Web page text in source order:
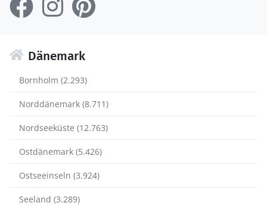
Dänemark
Bornholm (2.293)
Norddänemark (8.711)
Nordseeküste (12.763)
Ostdänemark (5.426)
Ostseeinseln (3.924)
Seeland (3.289)